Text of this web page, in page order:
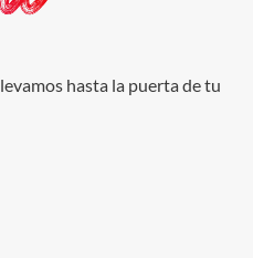
hasta la puerta de tu